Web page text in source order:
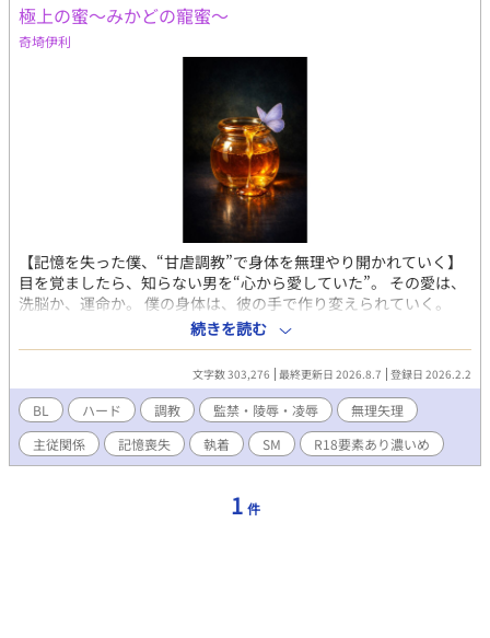
極上の蜜～みかどの寵蜜～
奇埼伊利
【記憶を失った僕、“甘虐調教”で身体を無理やり開かれていく】
目を覚ましたら、知らない男を“心から愛していた”。 その愛は、
洗脳か、運命か。 僕の身体は、彼の手で作り変えられていく。
「蜜ーーー、蜜ーーー」 目を覚ましたとき、僕は見知らぬ部屋
で、見知らぬ男の腕の中にいた。 彼は僕を愛おしそうに抱きし
め、「やっと目が覚めたね、蜜」と笑う。 その瞬間、胸の奥が熱
くなって、僕は「この人を愛している」と確信した。 そしてー僕
の身体には傷が刻まれていた。 過去の記憶はなく、思い出せるの
は目の前の「みかど」への狂おしいほどの想いだけ。 まるで、初
めて目にした相手を親だと刷り込まれるヒナのように、僕の世界
は彼だけに染め上げられていく。 「全部、私の色に染めよう」 そ
のものにしていくーーー。 なぜ…蜜は記憶を失っているのか。 な
続きを読む
文字数 303,276 最終更新日 2026.8.7 登録日 2026.2.2
BL ハード 調教 監禁・陵辱・凌辱
無理矢理
主従関係
記憶喪失 執着 SM R18要素あり濃いめ
1 件